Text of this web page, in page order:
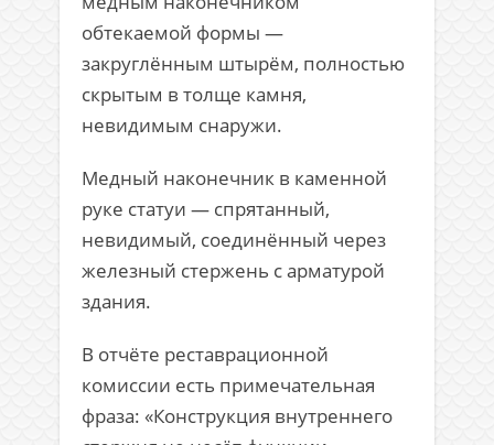
обтекаемой формы —
закруглённым штырём, полностью
скрытым в толще камня,
невидимым снаружи.
Медный наконечник в каменной
руке статуи — спрятанный,
невидимый, соединённый через
железный стержень с арматурой
здания.
В отчёте реставрационной
комиссии есть примечательная
фраза: «Конструкция внутреннего